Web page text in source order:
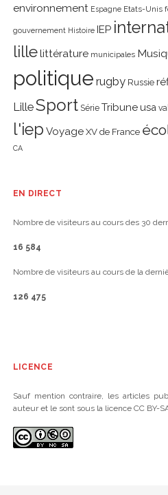
environnement Espagne Etats-Unis
gouvernement Histoire IEP
lillelittérature municipales
politique rugby Russie
LilleSport Série Tribune usa
l'iep Voyage XV de France
CA
EN DIRECT
Nombre de visiteurs au cours des 30
16 584
Nombre de visiteurs au cours de la
126 475
LICENCE
Sauf mention contraire, les articles
auteur et le sont sous la licence CC BY-